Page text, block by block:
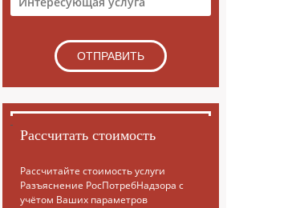
Рассчитать стоимость
Рассчитайте стоимость услуги
Разъяснение РосПотребНадзора с
учётом Ваших параметров